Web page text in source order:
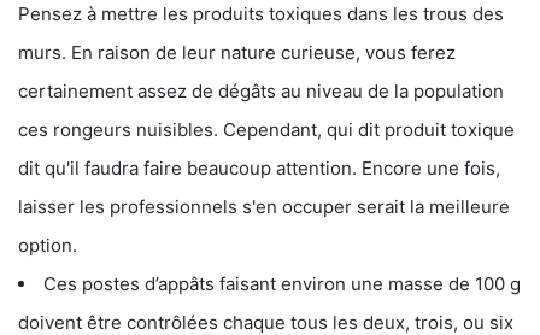
Pensez à mettre les produits toxiques dans les trous des
murs. En raison de leur nature curieuse, vous ferez
certainement assez de dégâts au niveau de la population
ces rongeurs nuisibles. Cependant, qui dit produit toxique
dit qu'il faudra faire beaucoup attention. Encore une fois,
laisser les professionnels s'en occuper serait la meilleure
option.
Ces postes d’appâts faisant environ une masse de 100 g
doivent être contrôlées chaque tous les deux, trois, ou six